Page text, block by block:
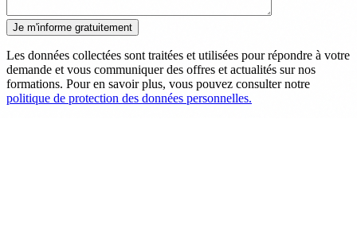
Les données collectées sont traitées et utilisées pour répondre à votre
demande et vous communiquer des offres et actualités sur nos
formations. Pour en savoir plus, vous pouvez consulter notre
politique de protection des données personnelles.